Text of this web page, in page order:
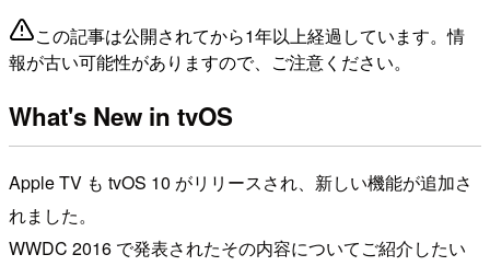
この記事は公開されてから1年以上経過しています。情
報が古い可能性がありますので、ご注意ください。
What's New in tvOS
Apple TV も tvOS 10 がリリースされ、新しい機能が追加さ
れました。
WWDC 2016 で発表されたその内容についてご紹介したい